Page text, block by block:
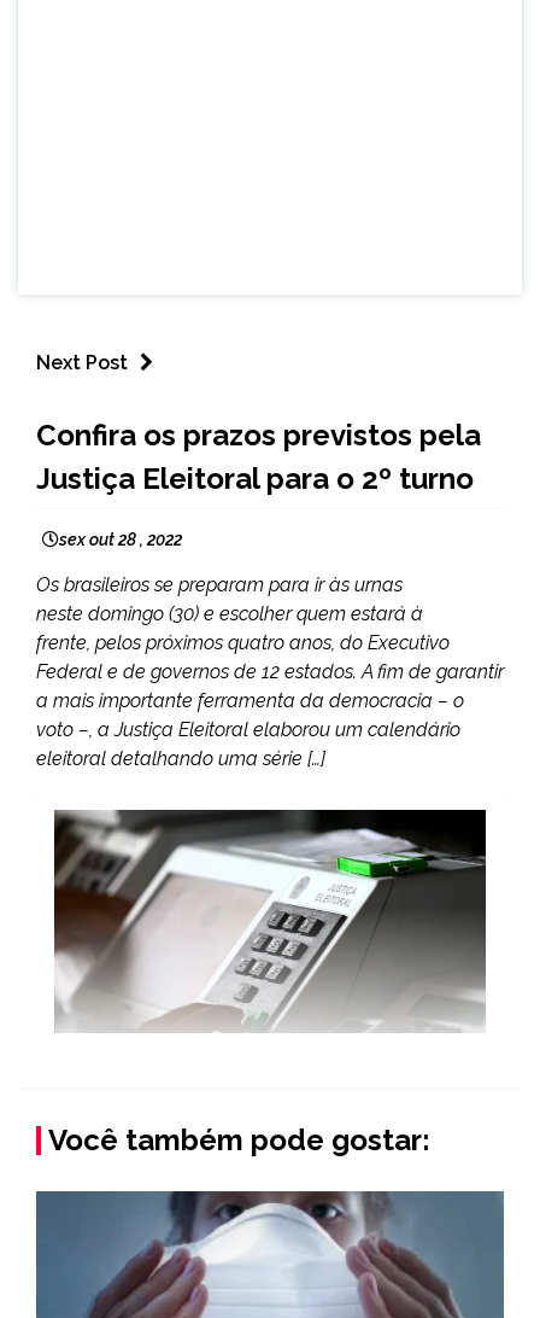
Next Post
NOTÍCIAS
Confira os prazos previstos pela
Justiça Eleitoral para o 2º turno
sex out 28 , 2022
Os brasileiros se preparam para ir às urnas
neste domingo (30) e escolher quem estará à
frente, pelos próximos quatro anos, do Executivo
Federal e de governos de 12 estados. A fim de garantir
a mais importante ferramenta da democracia – o
voto –, a Justiça Eleitoral elaborou um calendário
eleitoral detalhando uma série […]
Você também pode gostar: